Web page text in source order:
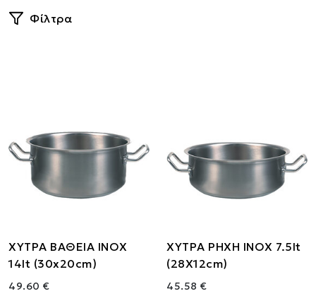
Φίλτρα
ΧΥΤΡΑ ΒΑΘΕΙΑ ΙΝΟΧ
14lt (30x20cm)
49.60 €
ΧΥΤΡΑ ΡΗΧΗ ΙΝΟΧ 7.5lt
(28X12cm)
45.58 €